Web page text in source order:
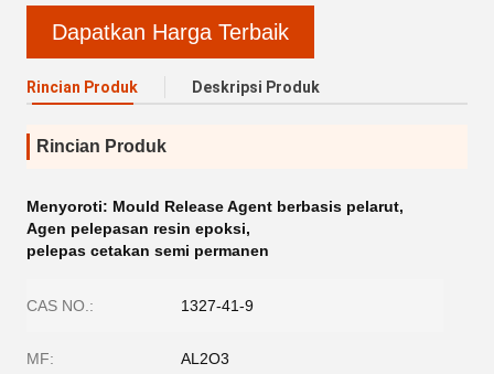
Dapatkan Harga Terbaik
Rincian Produk Deskripsi Produk
Rincian Produk
Menyoroti: Mould Release Agent berbasis pelarut,
Agen pelepasan resin epoksi,
pelepas cetakan semi permanen
CAS NO.: 1327-41-9
MF: AL2O3